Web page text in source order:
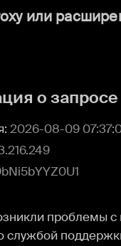
или
о запросе
2026-08-09
проблемы
службой